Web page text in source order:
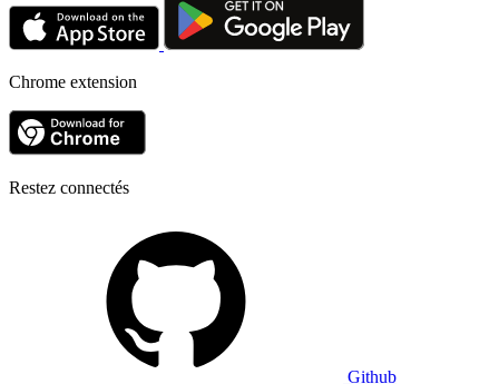
Chrome extension
Restez connectés
Github